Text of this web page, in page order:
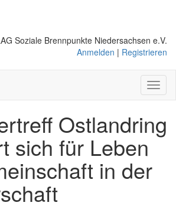
Soziale Brennpunkte Niedersachsen e.V.
Anmelden | Registrieren
Ostlandring
sich für Leben
in der